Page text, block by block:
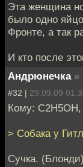
Эта женщина
было одно
Фронте, а так
И кто после
Андрюнечка »
#32 | 29.09.09
Кому: C2H5OH,
> Собака у
Сучка.